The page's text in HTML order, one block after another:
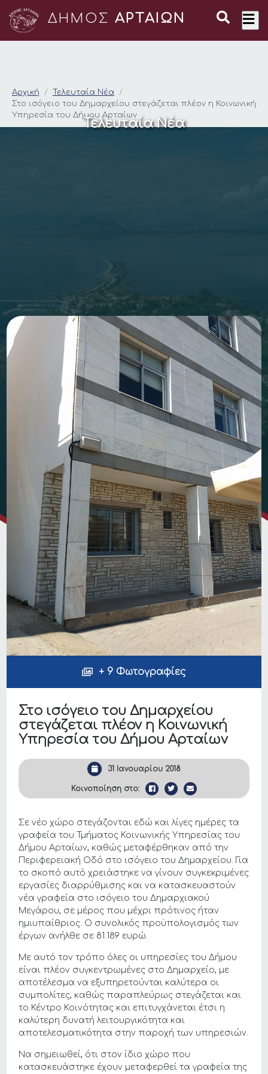
ΔΗΜΟΣ ΑΡΤΑΙΩΝ
Στο ισόγειο του
Αρχική
Τελευταία Νέα
Στο ισόγειο του Δημαρχείου στεγάζεται πλέον η Κοινωνική
Υπηρεσία του Δήμου Αρταίων
Τελευταία Νέα
+ 9 Φωτογραφίες
Στο ισόγειο του Δημαρχείου
στεγάζεται πλέον η Κοινωνική
Υπηρεσία του Δήμου Αρταίων
31 Ιανουαρίου 2018
Κοινοποίηση στο:
Σε νέο χώρο στεγάζονται εδώ και λίγες ημέρες τα
γραφεία του Τμήματος Κοινωνικής Υπηρεσίας του
Δήμου Αρταίων, καθώς μεταφέρθηκαν από την
Περιφερειακή Οδό στο ισόγειο του Δημαρχείου. Για
το σκοπό αυτό χρειάστηκε να γίνουν συγκεκριμένες
εργασίες διαρρύθμισης και να κατασκευαστούν
νέα γραφεία στο ισόγειο του Δημαρχιακού
Μεγάρου, σε μέρος που μέχρι πρότινος ήταν
ημιυπαίθριος. Ο συνολικός προϋπολογισμός των
έργων ανήλθε σε 81.189 ευρώ.
Με αυτό τον τρόπο όλες οι υπηρεσίες του Δήμου
είναι πλέον συγκεντρωμένες στο Δημαρχείο, με
αποτέλεσμα να εξυπηρετούνται καλύτερα οι
συμπολίτες, καθώς παραπλεύρως στεγάζεται και
το Κέντρο Κοινότητας και επιτυγχάνεται έτσι η
καλύτερη δυνατή λειτουργικότητα και
αποτελεσματικότητα στην παροχή των υπηρεσιών.
Να σημειωθεί, ότι στον ίδιο χώρο που
κατασκευάστηκε έχουν μεταφερθεί τα γραφεία της